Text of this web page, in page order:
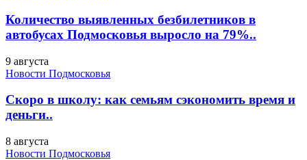
Количество выявленных безбилетников в
автобусах Подмосковья выросло на 79%..
9 августа
Новости Подмосковья
Скоро в школу: как семьям сэкономить время и
деньги..
8 августа
Новости Подмосковья